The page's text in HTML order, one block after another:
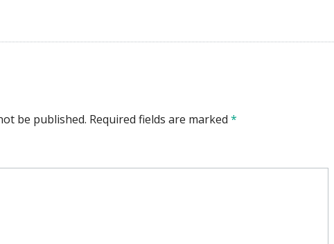
be published. Required fields are marked *